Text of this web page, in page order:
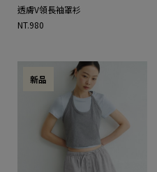
透膚V領長袖罩衫
NT.980
新品